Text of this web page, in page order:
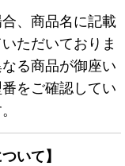
、商品名に記載
ただいておりま
る商品が御座い
をご確認してい
いて】